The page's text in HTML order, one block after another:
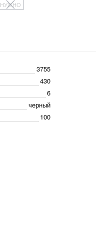
НУЖНО
3755
430
6
черный
100